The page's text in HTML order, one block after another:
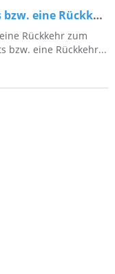
Eine neue Art des Gütertransports bzw. eine Rückkehr zum Segeln
Rückkehr zum
bzw. eine Rückkehr...